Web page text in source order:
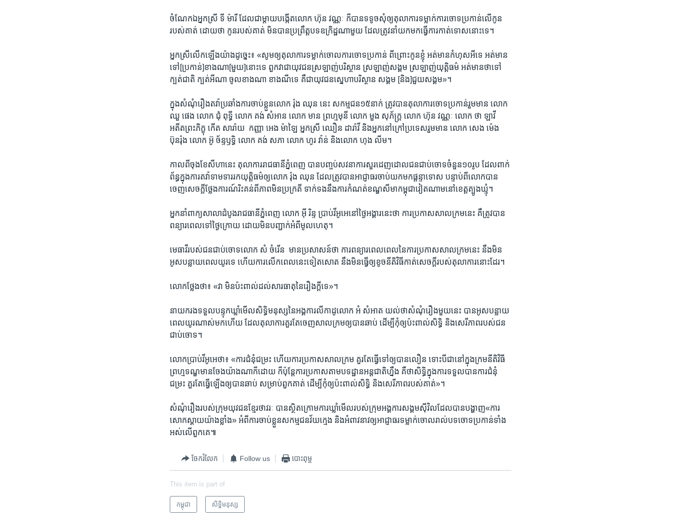
ចំណែក​ឯអ្នកស្រី​ ទី ម៉ារី ដែល​ជា​ម្តាយបង្កើតលោក ហ៊ុន​ វណ្ណៈ ក៏​បាន​ទទូច​សុំ​ឲ្យ​តុលាការ​ទម្លាក់​ការ​ចោទ​ប្រកាន់​លើកូន​
របស់​គាត់​ ដោយថា ​កូន​របស់​គាត់​ មិនបាន​ប្រព្រឹត្ត​បទឧក្រិដ្ឋ​ណាមួយ​ ដែល​ត្រូវ​នាំ​យក​មក​ធ្វើការ​កាត់​ទោសនោះ​ទេ។
អ្នកស្រី​លើក​ឡើង​យ៉ាង​ដូច្នេះ៖ «សូម​ឲ្យ​តុលាការ​ទម្លាក់​ចោល​ការ​ចោទ​ប្រកាន់​ ពីព្រោះ​កូន​ខ្ញុំ អត់មាន​កំហុស​អីទេ​ អត់មាន​
ទៅ​[ប្រកាន់]​ខាង​ណា​[មួយ]​នោះទេ ពួកវា​ជាយុវជន​ស្រឡាញ់បរិស្ថាន​ ស្រឡាញ់សង្គម​ ស្រឡាញ់យុត្តិធម៌ អត់​មាន​ថា​ទៅ​
ក្បត់​ជាតិ ក្បត់​អីណា​ ចូលខាង​ណា ខាង​ណីទេ​ គឺជាយុវជន​ស្នេហា​បរិស្ថាន​ សង្គម [និង​]ជួយ​សង្គម»។
ក្នុងសំណុំ​រឿង​តវ៉ា​ប្រឆាំង​ការ​ចាប់​ខ្លួន​លោក​ រ៉ុង ឈុន ​នេះ សកម្មជន​១៥​នាក់​ ត្រូវ​បាន​តុលាការ​ចោទ​ប្រកាន់​រួមមាន​ លោក
ឈួ ផេង​ លោក ជុំ ពុទ្ធី​ លោក គង់ សំអាន​ លោក មាន ព្រហ្មមុនី​ លោក មួង សុភ័ក្ត្រ​ លោក ហ៊ុន វណ្ណៈ​ លោក ថា ឡាវី
អតីត​ព្រះភិក្ខុ កើត សារ៉ាយ​ ​ កញ្ញា អេង ម៉ាឡៃ​ អ្នកស្រី ឈឿន ដារ៉ាវី និង​អ្នក​នៅ​ក្រៅ​ប្រទេស​រួម​មាន​ លោក សេង ម៉េង​
ប៊ុនរ៉ុង​ លោក អ៊ូ ច័ន្ទឫទ្ធិ ​លោក គង់ សភា​ លោក ហូរ វ៉ាន់ ​និង​លោក ​ហុង លីម។
កាល​ពីចុង​ខែ​សីហា​នេះ តុលាការ​រាជ​ធានី​ភ្នំពេញ បាន​បញ្ចប់​សវនាការ​សួរ​ដេញ​ដោល​ជន​ជាប់​ចោទ​ចំនួន​១០​រូប ​ដែល​ពាក់​
ព័ន្ធ​ក្នុង​ការ​តវ៉ា​ទាម​ទារ​រក​យុត្តិធម៌​ឲ្យលោក ​រ៉ុង ឈុន​ ដែល​ត្រូវ​បាន​អាជ្ញាធរ​ចាប់​យកមក​ផ្តន្ទាទោស​ បន្ទាប់​ពី​លោក​បាន
ចេញ​សេចក្តី​ថ្លែងការណ៍​រិះគន់​ពីភាព​មិន​ប្រក្រតី​ ទាក់​ទងនឹងការ​កំណត់​ខណ្ឌ​សីមា​កម្ពុជា​វៀតណាម​នៅ​ខេត្ត​ត្បូង​ឃ្មុំ។
អ្នក​នាំ​ពាក្យសាលា​ដំបូង​រាជ​ធានី​ភ្នំពេញ លោក អ៊ី រិន្ទ​ ប្រាប់​វីអូអេនៅថ្ងៃ​អង្គារ​នេះ​ថា ការ​ប្រកាស​សាល​ក្រម​នេះ គឺ​ត្រូវ​បាន​
ពន្យារ​ពេល​ទៅ​ថ្ងៃ​ក្រោយ​ ដោយ​មិន​បញ្ជាក់​អំពី​មូលហេតុ។
មេធាវី​របស់​ជន​ជាប់​ចោទលោក សំ ចំរើន ​ មាន​ប្រសាសន៍​ថា ការ​ពន្យារ​ពេល​ពេល​នៃ​ការ​ប្រកាស​សាល​ក្រម​នេះ​ នឹង​មិន​
អូស​បន្លាយ​ពេលយូរ​ទេ ហើយ​ការលើក​ពេល​នេះទៀត​សោត នឹង​មិនធ្វើ​ឲ្យ​ខូច​នីតិវិធី​កាត់​សេចក្តី​របស់​តុលាការ​នោះ​ដែរ។ ​
លោក​ថ្លែង​ថា​៖ «វា​ មិន​ប៉ះ​ពាល់​ដល់​សារធាតុ​នៃ​រឿង​ក្តី​ទេ​»។
នាយក​រង​ទទួល​បន្ទុក​ឃ្លាំ​មើល​សិទ្ធិ​មនុស្ស​នៃ​អង្គការ​លីកាដូ​លោក អំ សំអាត​ យល់​ថាសំណុំ​រឿង​មួយ​នេះ បាន​អូស​បន្លាយ​
ពេល​យូរ​ណាស់​មក​ហើយ​ ដែល​តុលាការ​គួរ​តែ​ចេញ​សាល​ក្រម​ឲ្យ​បាន​ឆាប់​ ដើម្បីកុំ​ឲ្យ​ប៉ះ​ពាល់​សិទ្ធិ​ និង​សេរីភាព​របស់​ជន​
ជាប់​ចោទ។​
លោក​ប្រាប់​វីអូអេថា៖ «ការជំនុំជម្រះ ហើយការ​ប្រកាស​សាលក្រម​ គួរ​តែ​ធ្វើ​ទៅ​ឲ្យបាន​លឿន​ ទោះបី​ជា​នៅ​ក្នុង​ក្រម​នីតិវិធី​
ព្រហ្មទណ្ឌ​មាន​ចែង​យ៉ាង​ណា​ក៏​ដោយ​ ក៏​ប៉ុន្តែ​ការ​ប្រកាស​តាម​បទដ្ឋាន​អន្ត​ជាតិ​ហ្នឹង​ គឺ​ថា​សិទ្ធិក្នុង​ការ​ទទួល​បាន​ការ​ជំនុំ​
ជម្រះ គួរ​តែ​ធ្វើ​ឡើង​ឲ្យបាន​ឆាប់​ សម្រាប់​ពួកគាត់ ដើម្បី​កុំ​ឲ្យប៉ះពាល់​សិទ្ធិ​ និង​សេរីភាព​របស់​គាត់»។
សំណុំ​រឿង​របស់​ក្រុម​យុវជន​ខ្មែរ​ថាវរៈ បាន​ស្ថិត​ក្រោម​ការ​ឃ្លាំ​មើល​របស់​ក្រុម​អង្គការ​សង្គមស៊ីវិល​ដែលបាន​បង្ហាញ​«ការ​
សោក​ស្តាយ​យ៉ាង​ខ្លាំង»​ អំពី​ការ​ចាប់​ខ្លួន​សកម្មជន​វ័យ​ក្មេង​ និង​អំពាវនាវ​ឲ្យ​អាជ្ញាធរ​ទម្លាក់​ចោល​រាល់​បទ​ចោទ​ប្រកាន់​ទាំង
អស់​លើ​ពួកគេ៕
ចែករំលែក Follow us បោះពុម្ព
This item is part of
កម្ពុជា សិទ្ធិ​មនុស្ស